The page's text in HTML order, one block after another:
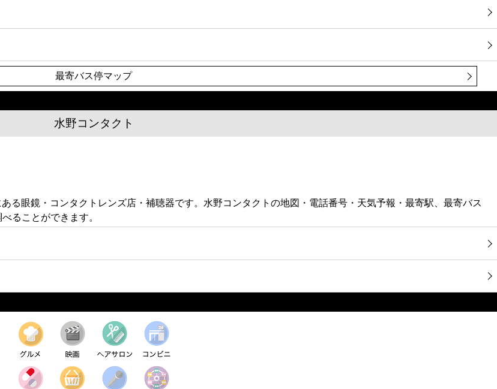
最寄バス停マップ
水野コンタクト
る眼鏡・コンタクトレンズ店・補聴器です。水野コンタクトの地図・電話番号・天気予報・最寄駅、最寄バス
ることができます。